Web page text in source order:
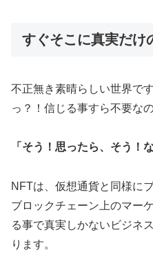
すぐそこに真実だけ
不正無き素晴らしい世界で
っ？！信じる事すら不要な
「そう！思ったら、そう！
NFTは、仮想通貨と同様に
ブロックチェーン上のマー
る事で真実しかないビジネ
ります。